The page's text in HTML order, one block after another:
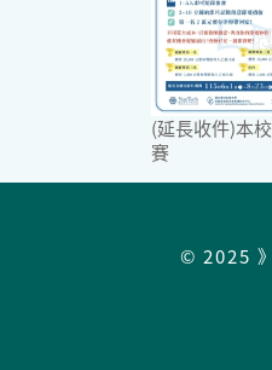
(延長收件)本
賽
© 2025